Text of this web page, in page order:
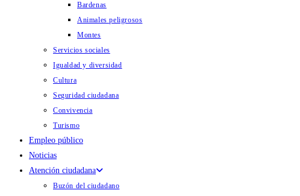
Bardenas
Animales peligrosos
Montes
Servicios sociales
Igualdad y diversidad
Cultura
Seguridad ciudadana
Convivencia
Turismo
Empleo público
Noticias
Atención ciudadana
Buzón del ciudadano